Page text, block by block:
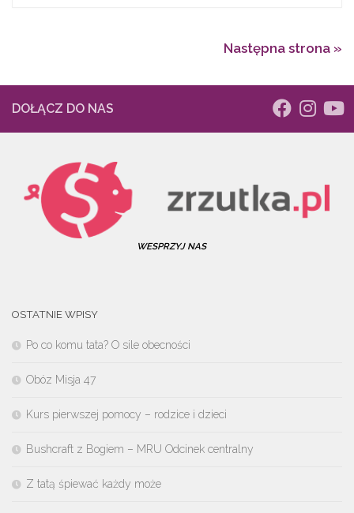
Następna strona »
DOŁĄCZ DO NAS
WESPRZYJ NAS
OSTATNIE WPISY
Po co komu tata? O sile obecności
Obóz Misja 47
Kurs pierwszej pomocy – rodzice i dzieci
Bushcraft z Bogiem – MRU Odcinek centralny
Z tatą śpiewać każdy może